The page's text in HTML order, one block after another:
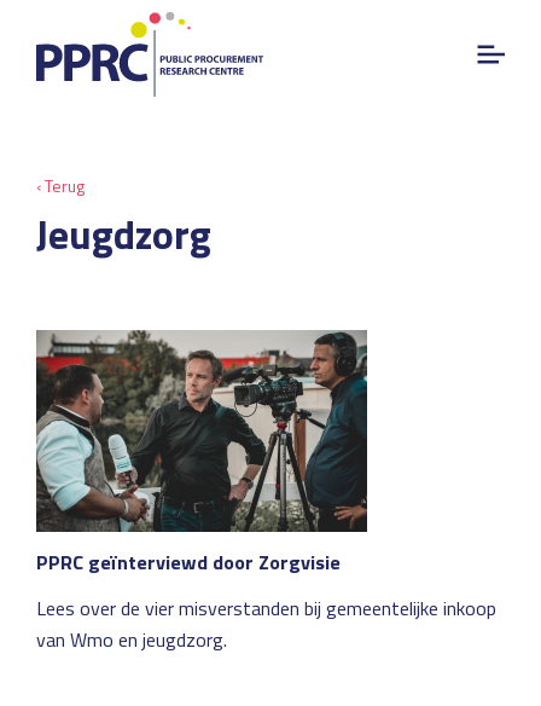
‹ Terug
Jeugdzorg
PPRC geïnterviewd door Zorgvisie
Lees over de vier misverstanden bij gemeentelijke inkoop
van Wmo en jeugdzorg.